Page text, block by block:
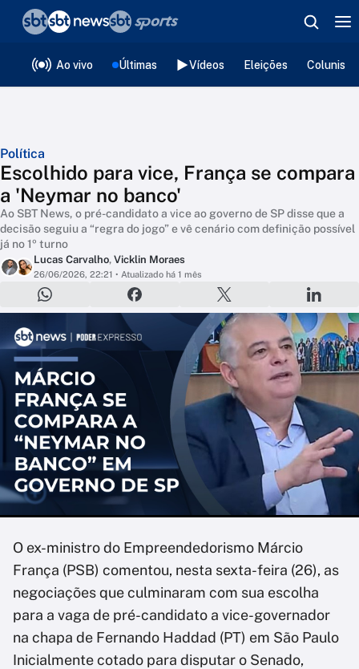
Ao vivo Últimas Vídeos Eleições
Política
Escolhido para vice, França se compara
a 'Neymar no banco'
Ao SBT News, o pré-candidato a vice ao governo de SP disse que a
decisão seguiu a “regra do jogo” e vê cenário com definição possível
já no 1º turno
Lucas Carvalho, Vicklin Moraes
26/06/2026, 22:21 • Atualizado há 1 mês
O ex-ministro do Empreendedorismo Márcio
França (PSB) comentou, nesta sexta-feira (26), as
negociações que culminaram com sua escolha
para a vaga de pré-candidato a vice-governador
na chapa de Fernando Haddad (PT) em São Paulo
Inicialmente cotado para disputar o Senado,
❮voltar
Editorias